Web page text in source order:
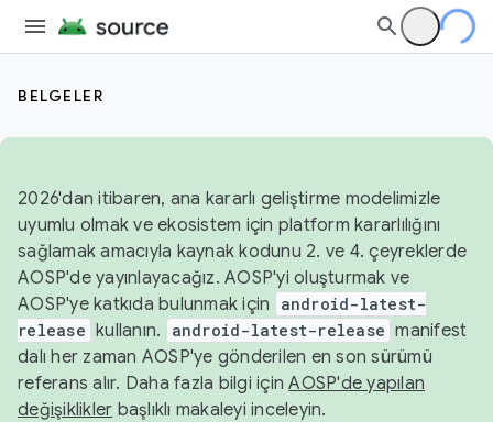
BELGELER
2026'dan itibaren, ana kararlı geliştirme modelimizle
uyumlu olmak ve ekosistem için platform kararlılığını
sağlamak amacıyla kaynak kodunu 2. ve 4. çeyreklerde
AOSP'de yayınlayacağız. AOSP'yi oluşturmak ve
AOSP'ye katkıda bulunmak için
android-latest-
release kullanın. android-latest-release manifest
dalı her zaman AOSP'ye gönderilen en son sürümü
referans alır. Daha fazla bilgi içinAOSP'de yapılan
değişiklikler başlıklı makaleyi inceleyin.